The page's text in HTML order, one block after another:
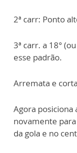
2ª carr: Ponto
3ª carr. a 18°
esse padrão.
Arremata e
Agora posiciona
novamente
da gola e no